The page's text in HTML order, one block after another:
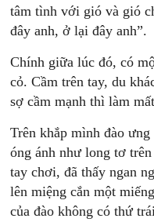
tâm tình với gió và gió
đây anh, ở lại đây anh”.
Chính giữa lúc đó, có
cỏ. Cầm trên tay, du
sợ cầm mạnh thì làm
Trên khắp mình đào
óng ánh như long tơ
tay chơi, đã thấy ngan
lên miệng cắn một
của đào không có thứ